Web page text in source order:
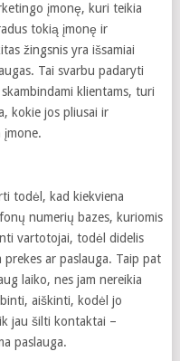
įmonę, kuri teikia
tokią įmonę ir
žingsnis yra išsamiai
Tai svarbu padaryti
klientams, turi
kokie jos pliusai ir
įmone.
todėl, kad kiekviena
numerių bazes, kuriomis
vartotojai, todėl didelis
ar paslauga. Taip pat
laiko, nes jam nereikia
aiškinti, kodėl jo
jau šilti kontaktai –
paslauga.